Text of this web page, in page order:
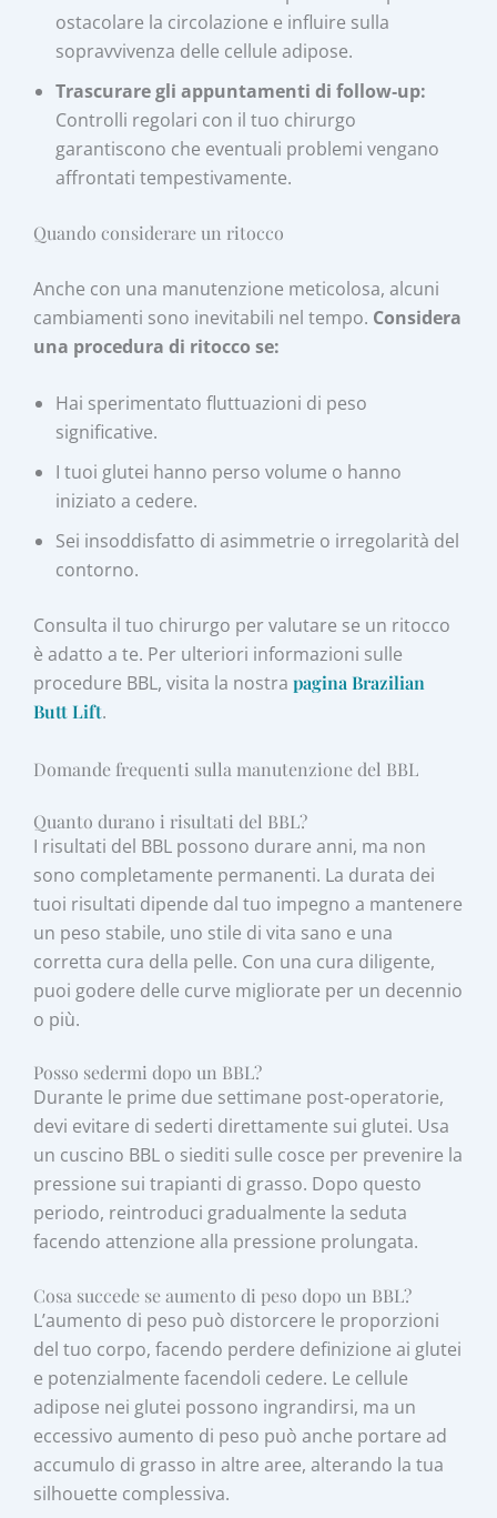
ostacolare la circolazione e influire sulla
sopravvivenza delle cellule adipose.
Trascurare gli appuntamenti di follow‑up:
Controlli regolari con il tuo chirurgo
garantiscono che eventuali problemi vengano
affrontati tempestivamente.
Quando considerare un ritocco
Anche con una manutenzione meticolosa, alcuni
cambiamenti sono inevitabili nel tempo. Considera
una procedura di ritocco se:
Hai sperimentato fluttuazioni di peso
significative.
I tuoi glutei hanno perso volume o hanno
iniziato a cedere.
Sei insoddisfatto di asimmetrie o irregolarità del
contorno.
Consulta il tuo chirurgo per valutare se un ritocco
è adatto a te. Per ulteriori informazioni sulle
procedure BBL, visita la nostrapagina Brazilian
Butt Lift.
Domande frequenti sulla manutenzione del BBL
Quanto durano i risultati del BBL?
I risultati del BBL possono durare anni, ma non
sono completamente permanenti. La durata dei
tuoi risultati dipende dal tuo impegno a mantenere
un peso stabile, uno stile di vita sano e una
corretta cura della pelle. Con una cura diligente,
puoi godere delle curve migliorate per un decennio
o più.
Posso sedermi dopo un BBL?
Durante le prime due settimane post‑operatorie,
devi evitare di sederti direttamente sui glutei. Usa
un cuscino BBL o siediti sulle cosce per prevenire la
pressione sui trapianti di grasso. Dopo questo
periodo, reintroduci gradualmente la seduta
facendo attenzione alla pressione prolungata.
Cosa succede se aumento di peso dopo un BBL?
L’aumento di peso può distorcere le proporzioni
del tuo corpo, facendo perdere definizione ai glutei
e potenzialmente facendoli cedere. Le cellule
adipose nei glutei possono ingrandirsi, ma un
eccessivo aumento di peso può anche portare ad
accumulo di grasso in altre aree, alterando la tua
silhouette complessiva.